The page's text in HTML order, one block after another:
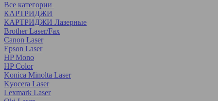
Все категории
КАРТРИДЖИ
КАРТРИДЖИ Лазерные
Brother Laser/Fax
Canon Laser
Epson Laser
HP Mono
HP Color
Konica Minolta Laser
Kyocera Laser
Lexmark Laser